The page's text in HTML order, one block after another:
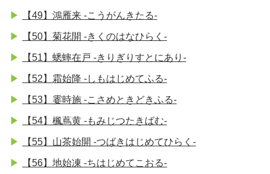
【49】鴻雁来 -こうがんきたる-
【50】菊花開 -きくのはなひらく-
【51】蟋蟀在戸 -きりぎりすとにあり-
【52】霜始降 -しもはじめてふる-
【53】霎時施 -こさめときどきふる-
【54】楓蔦黄 -もみじつたきばむ-
【55】山茶始開 -つばきはじめてひらく-
【56】地始凍 -ちはじめてこおる-